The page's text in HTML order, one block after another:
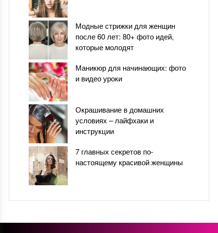
Модные стрижки для женщин
после 60 лет: 80+ фото идей,
которые молодят
Маникюр для начинающих: фото
и видео уроки
Окрашивание в домашних
условиях – лайфхаки и
инструкции
7 главных секретов по-
настоящему красивой женщины